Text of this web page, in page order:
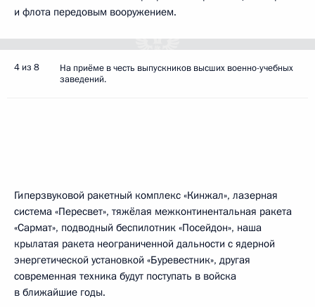
и флота передовым вооружением.
4 из 8
На приёме в честь выпускников высших военно-учебных
заведений.
Гиперзвуковой ракетный комплекс «Кинжал», лазерная
система «Пересвет», тяжёлая межконтинентальная ракета
«Сармат», подводный беспилотник «Посейдон», наша
крылатая ракета неограниченной дальности с ядерной
энергетической установкой «Буревестник», другая
современная техника будут поступать в войска
в ближайшие годы.